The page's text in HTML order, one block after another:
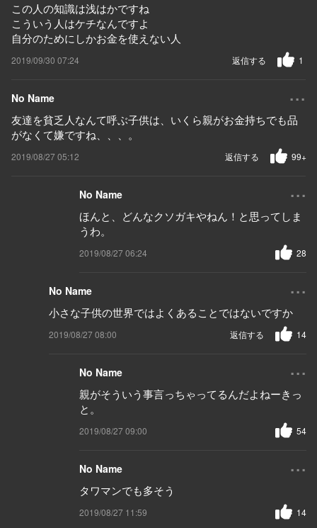
この人の知識は浅はかですね
こういう人はケチなんですよ
自分のためにしかお金を使えない人
2019/09/30 07:24 1
返信する
No Name ...
友達を貧乏人なんて呼ぶ子供は、いくら親がお金持ちでも品
がなくて嫌ですね、、、。
2019/08/27 05:12 99+
返信する
No Name ...
ほんと、どんなクソガキやねん！と思ってしま
うわ。
2019/08/27 06:24 28
No Name ...
小さな子供の世界ではよくあることではないですか
2019/08/27 08:00 14
返信する
No Name ...
親がそういう事言っちゃってるんだよねーきっ
と。
2019/08/27 09:00 54
No Name ...
タワマンでも多そう
2019/08/27 11:59 14